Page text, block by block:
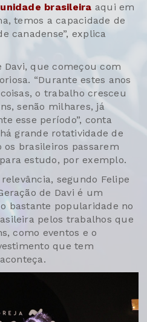
brasileira aqui em
temos a capacidade de
canadense”, explica
Davi, que começou com
“Durante estes anos
o trabalho cresceu
senão milhares, já
esse período”, conta
grande rotatividade de
brasileiros passarem
estudo, por exemplo.
segundo Felipe
de Davi é um
bastante popularidade no
pelos trabalhos que
como eventos e o
que tem